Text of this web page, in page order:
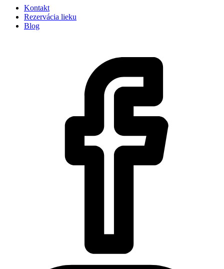
Kontakt
Rezervácia lieku
Blog